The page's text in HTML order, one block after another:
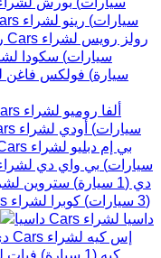
سيارات) رينو
رولز رويس
سيارات) سكودا
سيارة) فولكس فاغن
ألفا روميو
سيارات) أودي
بي إم دبليو
سيارات) بي واي دي
دي (
1 سيارة) ستروين
(
3 سيارات) كوبرا
داسيا
إس كيه